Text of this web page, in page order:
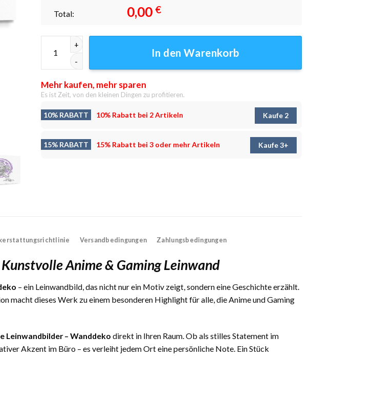
Total: 0,00 €
Bo Sumi-e Leinwandbilder - Wanddeko Menge
In den Warenkorb
Mehr kaufen, mehr sparen
Es ist Zeit, von den kleinen Dingen zu profitieren.
10% RABATT 10% Rabatt bei 2 Artikeln Kaufe 2
15% RABATT 15% Rabatt bei 3 oder mehr Artikeln Kaufe 3+
Versandbedingungen Zahlungsbedingungen
Anime & Gaming Leinwand
– ein Leinwandbild, das nicht nur ein Motiv zeigt, sondern eine Geschichte erzählt.
macht dieses Werk zu einem besonderen Highlight für alle, die Anime und Gaming
Leinwandbilder – Wanddeko direkt in Ihren Raum. Ob als stilles Statement im
Akzent im Büro – es verleiht jedem Ort eine persönliche Note. Ein Stück